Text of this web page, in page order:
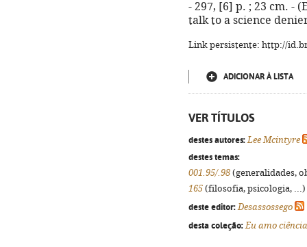
- 297, [6] p. ; 23 cm. -
talk to a science
Link persistente: http://
ADICIONAR À LISTA
VER TÍTULOS
destes autores: Lee Mcintyre
destes temas:
001.95/.98 (generalidades,
165 (filosofia, psicologia, ...)
deste editor: Desassossego
desta coleção: Eu amo ciência